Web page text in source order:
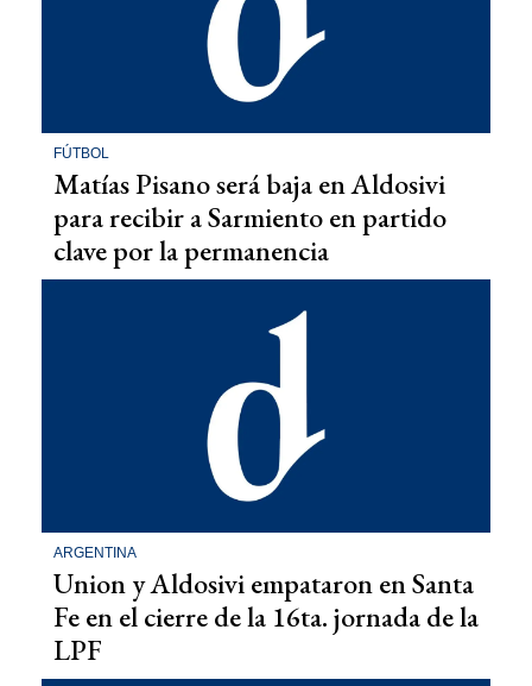
FÚTBOL
Matías Pisano será baja en Aldosivi
para recibir a Sarmiento en partido
clave por la permanencia
ARGENTINA
Union y Aldosivi empataron en Santa
Fe en el cierre de la 16ta. jornada de la
LPF